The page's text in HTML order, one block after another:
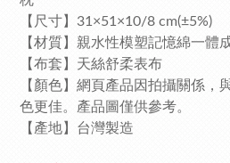
【尺寸】31×51×10/8 cm(±5%)
【材質】親水性模塑記憶綿一體
【布套】天絲舒柔表布
【顏色】網頁產品因拍攝關係，
色更佳。產品圖僅供參考。
【產地】台灣製造